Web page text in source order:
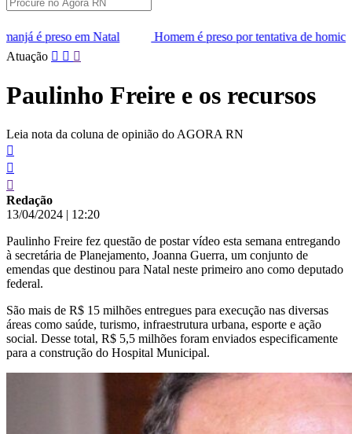
Homem é preso por tentativa de homicídio contra policial
Pular
conteúdo
Atuação
Paulinho Freire e os recursos
Leia nota da coluna de opinião do AGORA RN
Redação
13/04/2024 | 12:20
Paulinho Freire fez questão de postar vídeo esta semana entregando
à secretária de Planejamento, Joanna Guerra, um conjunto de
emendas que destinou para Natal neste primeiro ano como deputado
federal.
São mais de R$ 15 milhões entregues para execução nas diversas
áreas como saúde, turismo, infraestrutura urbana, esporte e ação
social. Desse total, R$ 5,5 milhões foram enviados especificamente
para a construção do Hospital Municipal.